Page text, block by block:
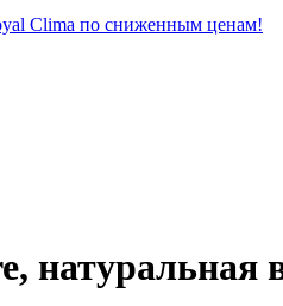
Clima по сниженным ценам!
натуральная